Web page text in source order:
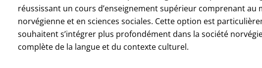
réussissant un cours d’enseignement supérieur comprenant au
norvégienne et en sciences sociales. Cette option est
souhaitent s’intégrer plus profondément dans la société
complète de la langue et du contexte culturel.